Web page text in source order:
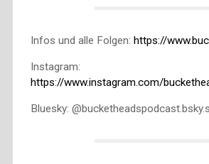
Infos und alle Folgen: https://
Instagram:
https://www.instagram.com/
Bluesky: